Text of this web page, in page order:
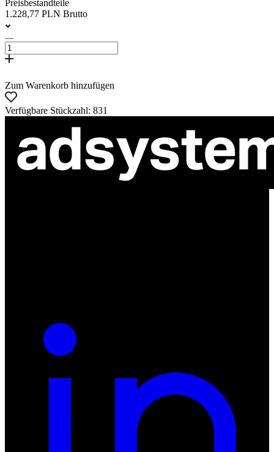
Preisbestandteile
1.228,77 PLN Brutto
Zum Warenkorb hinzufügen
Verfügbare Stückzahl: 831